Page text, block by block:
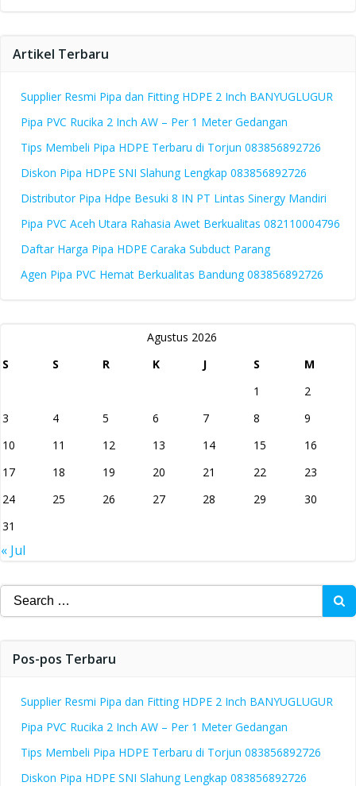
Artikel Terbaru
Supplier Resmi Pipa dan Fitting HDPE 2 Inch BANYUGLUGUR
Pipa PVC Rucika 2 Inch AW – Per 1 Meter Gedangan
Tips Membeli Pipa HDPE Terbaru di Torjun 083856892726
Diskon Pipa HDPE SNI Slahung Lengkap 083856892726
Distributor Pipa Hdpe Besuki 8 IN PT Lintas Sinergy Mandiri
Pipa PVC Aceh Utara Rahasia Awet Berkualitas 082110004796
Daftar Harga Pipa HDPE Caraka Subduct Parang
Agen Pipa PVC Hemat Berkualitas Bandung 083856892726
Agustus 2026
S
S R K J S
M
1
2
3
4 5 6 7 8
9
10
11 12 13 14 15
16
17
18 19 20 21 22
23
24
25 26 27 28 29
30
31
« Jul
Search
for:
Pos-pos Terbaru
Supplier Resmi Pipa dan Fitting HDPE 2 Inch BANYUGLUGUR
Pipa PVC Rucika 2 Inch AW – Per 1 Meter Gedangan
Tips Membeli Pipa HDPE Terbaru di Torjun 083856892726
Diskon Pipa HDPE SNI Slahung Lengkap 083856892726